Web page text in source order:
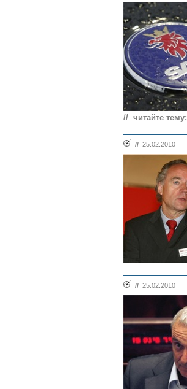
// читайте тему:
// 25.02.2010
// 25.02.2010